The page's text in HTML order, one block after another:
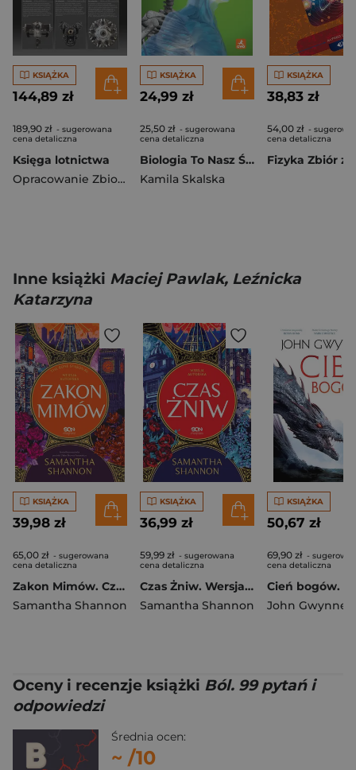
KSIĄŻKA
144,89 zł
189,90 zł - sugerowana
cena detaliczna
Księga lotnictwa
Opracowanie Zbiorowe
KSIĄŻKA
24,99 zł
25,50 zł - sugerowana
cena detaliczna
Biologia To Nasz Świat ćwiczenia dla klasy 7 szkoła podstawowa EDYCJA 2026
Kamila Skalska
KSIĄŻKA
38,83 zł
54,00 zł -
cena detaliczna
Inne książki Maciej Pawlak, Leźnicka
Katarzyna
KSIĄŻKA
39,98 zł
65,00 zł - sugerowana
cena detaliczna
Zakon Mimów. Czas żniw wer. autorska
Samantha Shannon
KSIĄŻKA
36,99 zł
59,99 zł - sugerowana
cena detaliczna
Czas Żniw. Wersja autorska wyd. 5
Samantha Shannon
KSIĄŻKA
50,67 zł
69,90 zł -
cena detaliczna
John Gwynne
Oceny i recenzje książki Ból. 99 pytań i
odpowiedzi
Średnia ocen:
~ /10